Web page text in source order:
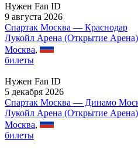
Нужен Fan ID
9 августа 2026
Спартак Москва — Краснодар
Лукойл Арена (Открытие Арена)
Москва,
билеты
Нужен Fan ID
5 декабря 2026
Спартак Москва — Динамо
Лукойл Арена (Открытие Арена)
Москва,
билеты